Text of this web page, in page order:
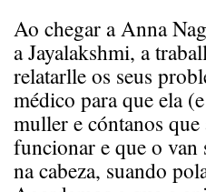
Ao chegar a Anna
a Jayalakshmi, a
relatarlle os seus
médico para que ela
muller e cóntanos
funcionar e que o van
na cabeza, suando